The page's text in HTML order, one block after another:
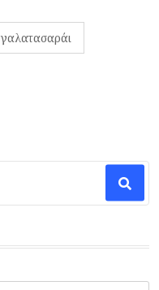
γαλατασαράι